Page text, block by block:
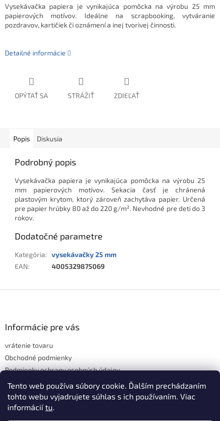
Tento web používa súbory cookie. Ďalším prechádzaním
tohto webu vyjadrujete súhlas s ich používaním. Viac
informáciítu.
Vysekávačka papiera je vynikajúca pomôcka na výrobu 25 mm
papierových motívov. Ideálne na scrapbooking, vytváranie
pozdravov, kartičiek či oznámení a inej tvorivej činnosti.
Detailné informácie
OPÝTAŤ SA STRÁŽIŤ ZDIEĽAŤ
Popis Diskusia
Podrobný popis
Vysekávačka papiera je vynikajúca pomôcka na výrobu 25
mm papierových motívov. Sekacia časť je chránená
plastovým krytom, ktorý zároveň zachytáva papier. Určená
pre papier hrúbky 80 až do 220 g/m². Nevhodné pre deti do 3
rokov.
Dodatočné parametre
Kategória: vysekávačky 25 mm
EAN: 4005329875069
Informácie pre vás
vrátenie tovaru
Obchodné podmienky
Podmienky ochrany osobných údajov
Hodnotenie obchodu